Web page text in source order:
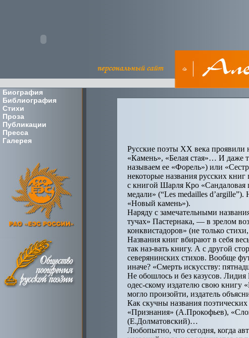
Биография
Библиография
Стихи
Проза
Публикации
Пресса
Галерея
Русские поэты ХХ века проявили
«Камень», «Белая стая»… И даже
называем ее «Форель») или
некоторые названия русских
с книгой Шарля Кро «Сандаловая
медали» (“Les medailles
«Новый камень»).
Наряду с замечательными
тучах» Пастернака, — в зрелом
конквистадоров» (не только
Названия книг вбирают в себя
так наз-вать книгу. А с другой
северянинских стихов. Вообще
иначе? «Смерть искусству:
Не обошлось и без казусов.
одес-скому издателю свою книгу
могло произойти, издатель
Как скучны названия
«Признания» (А.Прокофьев),
(Е.Долматовский)…
Любопытно, что сегодня, когда